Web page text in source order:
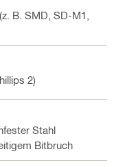
B. SMD, SD-M1,
2)
Stahl
Bitbruch